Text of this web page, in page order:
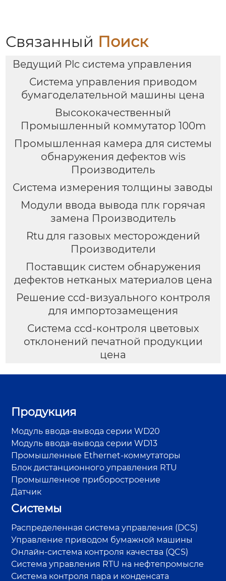
Связанный Поиск
Ведущий Plc система управления
Система управления приводом
бумагоделательной машины цена
Высококачественный
Промышленный коммутатор 100m
Промышленная камера для системы
обнаружения дефектов wis
Производитель
Система измерения толщины заводы
Модули ввода вывода плк горячая
замена Производитель
Rtu для газовых месторождений
Производители
Поставщик систем обнаружения
дефектов нетканых материалов цена
Решение ccd-визуального контроля
для импортозамещения
Система ccd-контроля цветовых
отклонений печатной продукции
цена
Продукция
Модуль ввода-вывода серии WD20
Модуль ввода-вывода серии WD13
Промышленные Ethernet-коммутаторы
Блок дистанционного управления RTU
Промышленное приборостроение
Датчик
Системы
Распределенная система управления (DCS)
Управление приводом бумажной машины
Онлайн-система контроля качества (QCS)
Система управления RTU на нефтепромысле
Система контроля пара и конденсата